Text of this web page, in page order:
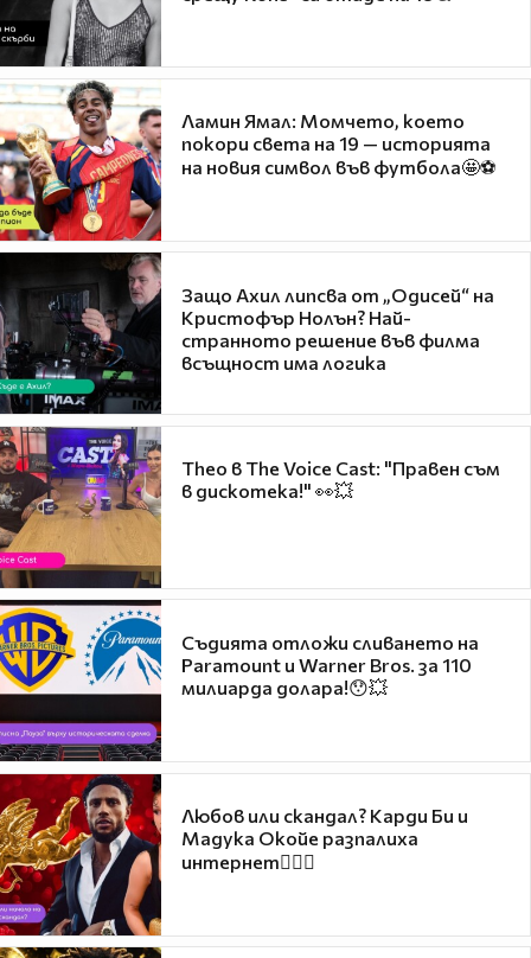
Ламин Ямал: Момчето, което
покори света на 19 — историята
на новия символ във футбола🤩⚽
Защо Ахил липсва от „Одисей“ на
Кристофър Нолън? Най-
странното решение във филма
всъщност има логика
Theo в The Voice Cast: "Правен съм
в дискотека!" 👀💥
Съдията отложи сливането на
Paramount и Warner Bros. за 110
милиарда долара!😯💥
Любов или скандал? Карди Би и
Мадука Окойе разпалиха
интернет❤️‍🔥🔥